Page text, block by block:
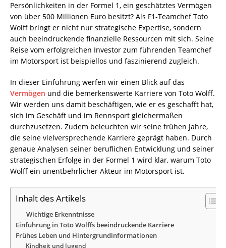
Persönlichkeiten in der Formel 1, ein geschätztes Vermögen
von über 500 Millionen Euro besitzt? Als F1-Teamchef Toto
Wolff bringt er nicht nur strategische Expertise, sondern
auch beeindruckende finanzielle Ressourcen mit sich. Seine
Reise vom erfolgreichen Investor zum führenden Teamchef
im Motorsport ist beispiellos und faszinierend zugleich.
In dieser Einführung werfen wir einen Blick auf das
Vermögen und die bemerkenswerte Karriere von Toto Wolff.
Wir werden uns damit beschäftigen, wie er es geschafft hat,
sich im Geschäft und im Rennsport gleichermaßen
durchzusetzen. Zudem beleuchten wir seine frühen Jahre,
die seine vielversprechende Karriere geprägt haben. Durch
genaue Analysen seiner beruflichen Entwicklung und seiner
strategischen Erfolge in der Formel 1 wird klar, warum Toto
Wolff ein unentbehrlicher Akteur im Motorsport ist.
Inhalt des Artikels
Wichtige Erkenntnisse
Einführung in Toto Wolffs beeindruckende Karriere
Frühes Leben und Hintergrundinformationen
Kindheit und Jugend